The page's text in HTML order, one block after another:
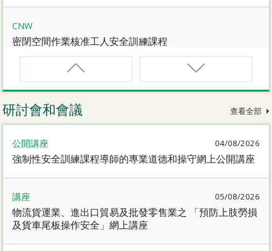
CNW
密閉空間作業核准工人安全訓練課程
CNW(R)
密閉空間作業核准工人安全訓練重新甄審資格課程
動力操作升降工作台督導員課程
密閉空間作業合資格人士安全訓練課程
研討會和會議 查看全部
公開講座 04/08/2026
強制性安全訓練課程導師的專業道德和操守網上公開講座
講座 05/08/2026
物流貨運業、進出口貿易及批發零售業之 「預防上肢勞損
及貨車尾板操作安全」網上講座